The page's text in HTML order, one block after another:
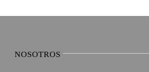
NOSOTROS